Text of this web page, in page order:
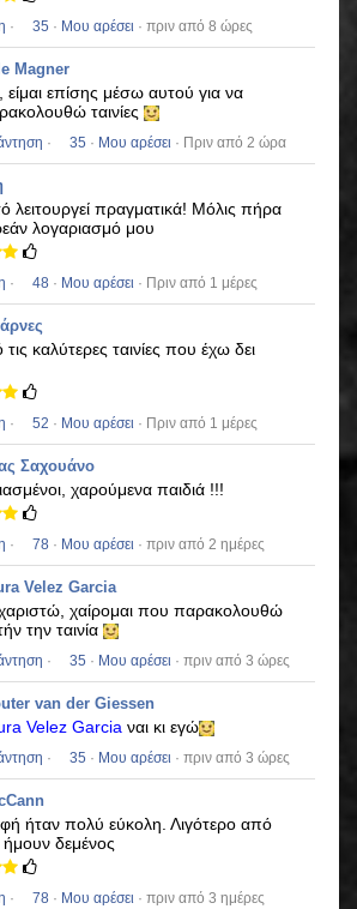
· 35 · Μου αρέσει · πριν από 8 ώρες
Magner
είμαι επίσης μέσω αυτού για να
ταινίες
· 35 · Μου αρέσει · Πριν από 2 ώρα
λειτουργεί πραγματικά! Μόλις πήρα
λογαριασμό μου
· 48 · Μου αρέσει · Πριν από 1 μέρες
καλύτερες ταινίες που έχω δει
· 52 · Μου αρέσει · Πριν από 1 μέρες
Σαχουάνο
χαρούμενα παιδιά !!!
· 78 · Μου αρέσει · πριν από 2 ημέρες
Velez Garcia
χαίρομαι που παρακολουθώ
την ταινία
· 35 · Μου αρέσει · πριν από 3 ώρες
van der Giessen
Velez Garcia ναι κι εγώ
· 35 · Μου αρέσει · πριν από 3 ώρες
ήταν πολύ εύκολη. Λιγότερο από
δεμένος
· 78 · Μου αρέσει · πριν από 3 ημέρες